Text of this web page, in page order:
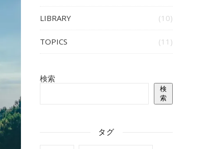
LIBRARY (10)
TOPICS (11)
検索
検
索
タグ